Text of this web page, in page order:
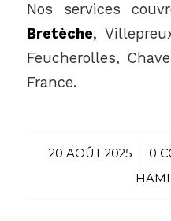
Nos services
Bretèche,
Feucherolles,
France.
20 AOÛT 2025
/ 0